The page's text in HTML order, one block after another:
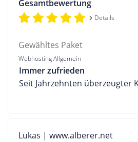
Gesamtbewertung
Details
Gewähltes Paket
Webhosting Allgemein
Immer zufrieden
Seit Jahrzehnten überzeugter
Lukas | www.alberer.net